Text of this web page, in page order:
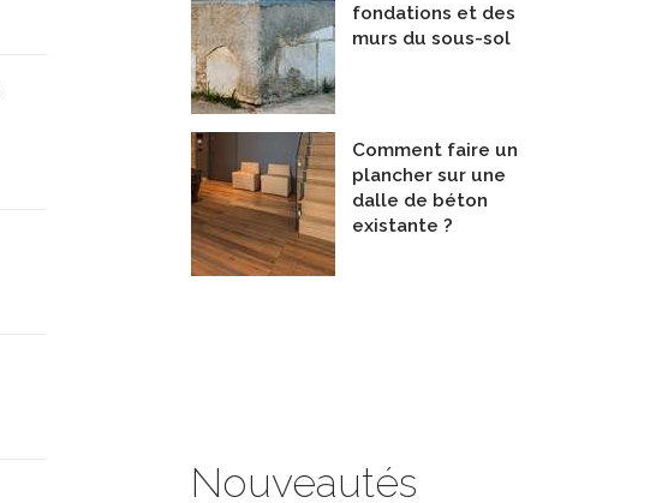
fondations et des
murs du sous-sol
Comment faire un
plancher sur une
dalle de béton
existante ?
Nouveautés